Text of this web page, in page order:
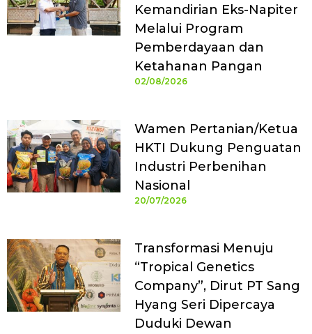
Kemandirian Eks-Napiter
Melalui Program
Pemberdayaan dan
Ketahanan Pangan
02/08/2026
Wamen Pertanian/Ketua
HKTI Dukung Penguatan
Industri Perbenihan
Nasional
20/07/2026
Transformasi Menuju
“Tropical Genetics
Company”, Dirut PT Sang
Hyang Seri Dipercaya
Duduki Dewan